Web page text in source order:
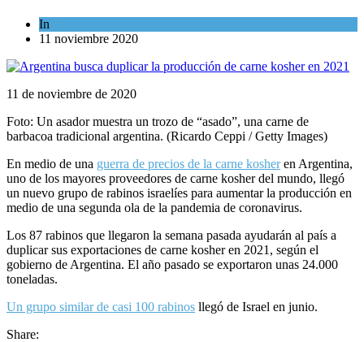
In
11 noviembre 2020
11 de noviembre de 2020
Foto: Un asador muestra un trozo de “asado”, una carne de
barbacoa tradicional argentina. (Ricardo Ceppi / Getty Images)
En medio de una guerra de precios de la carne kosheren Argentina,
uno de los mayores proveedores de carne kosher del mundo, llegó
un nuevo grupo de rabinos israelíes para aumentar la producción en
medio de una segunda ola de la pandemia de coronavirus.
Los 87 rabinos que llegaron la semana pasada ayudarán al país a
duplicar sus exportaciones de carne kosher en 2021, según el
gobierno de Argentina. El año pasado se exportaron unas 24.000
toneladas.
Un grupo similar de casi 100 rabinos llegó de Israel en junio.
Share: